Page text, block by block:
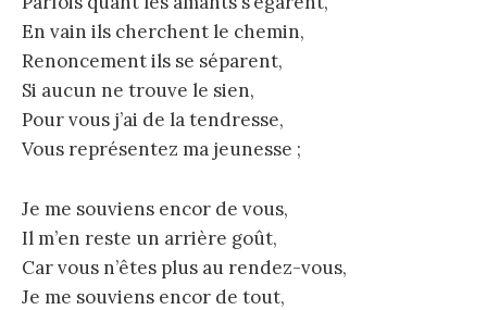
En vain ils cherchent le chemin,
Renoncement ils se séparent,
Si aucun ne trouve le sien,
Pour vous j’ai de la tendresse,
Vous représentez ma jeunesse ;
Je me souviens encor de vous,
Il m’en reste un arrière goût,
Car vous n’êtes plus au rendez-vous,
Je me souviens encor de tout,